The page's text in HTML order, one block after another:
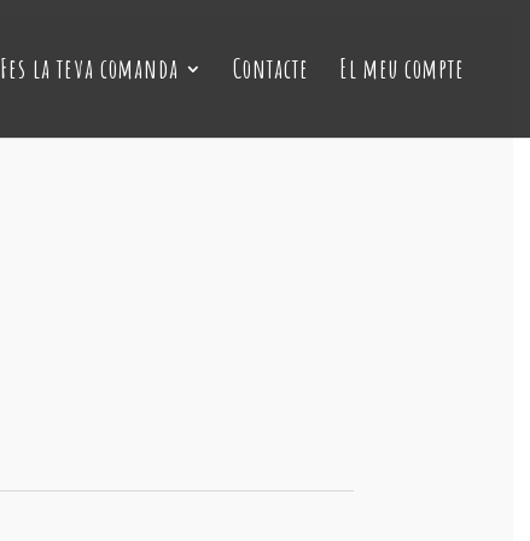
Fes la teva comanda Contacte El meu compte